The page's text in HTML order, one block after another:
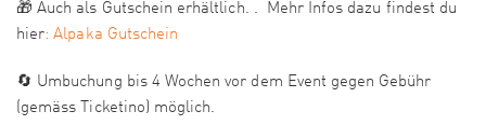
🎁 Auch als Gutschein erhältlich. . Mehr Infos dazu findest du
hier: Alpaka Gutschein
🔄 Umbuchung bis 4 Wochen vor dem Event gegen Gebühr
(gemäss Ticketino) möglich.